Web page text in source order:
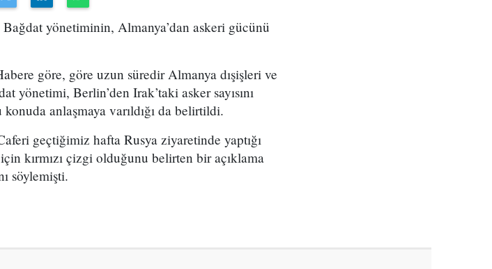
yönetiminin, Almanya’dan askeri gücünü
göre, göre uzun süredir Almanya dışişleri ve
yönetimi, Berlin’den Irak’taki asker sayısını
anlaşmaya varıldığı da belirtildi.
geçtiğimiz hafta Rusya ziyaretinde yaptığı
kırmızı çizgi olduğunu belirten bir açıklama
söylemişti.